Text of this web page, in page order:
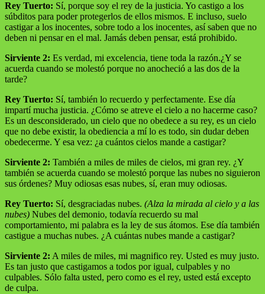
Rey Tuerto: Sí, porque soy el rey de la justicia. Yo castigo a los
súbditos para poder protegerlos de ellos mismos. E incluso, suelo
castigar a los inocentes, sobre todo a los inocentes, así saben que no
deben ni pensar en el mal. Jamás deben pensar, está prohibido.
Sirviente 2: Es verdad, mi excelencia, tiene toda la razón.¿Y se
acuerda cuando se molestó porque no anocheció a las dos de la
tarde?
Rey Tuerto: Sí, también lo recuerdo y perfectamente. Ese día
impartí mucha justicia. ¿Cómo se atreve el cielo a no hacerme caso?
Es un desconsiderado, un cielo que no obedece a su rey, es un cielo
que no debe existir, la obediencia a mí lo es todo, sin dudar deben
obedecerme. Y esa vez: ¿a cuántos cielos mande a castigar?
Sirviente 2: También a miles de miles de cielos, mi gran rey. ¿Y
también se acuerda cuando se molestó porque las nubes no siguieron
sus órdenes? Muy odiosas esas nubes, sí, eran muy odiosas.
Rey Tuerto: Sí, desgraciadas nubes. (Alza la mirada al cielo y a las
nubes) Nubes del demonio, todavía recuerdo su mal
comportamiento, mi palabra es la ley de sus átomos. Ese día también
castigue a muchas nubes. ¿A cuántas nubes mande a castigar?
Sirviente 2: A miles de miles, mi magnifico rey. Usted es muy justo.
Es tan justo que castigamos a todos por igual, culpables y no
culpables. Sólo falta usted, pero como es el rey, usted está excepto
de culpa.